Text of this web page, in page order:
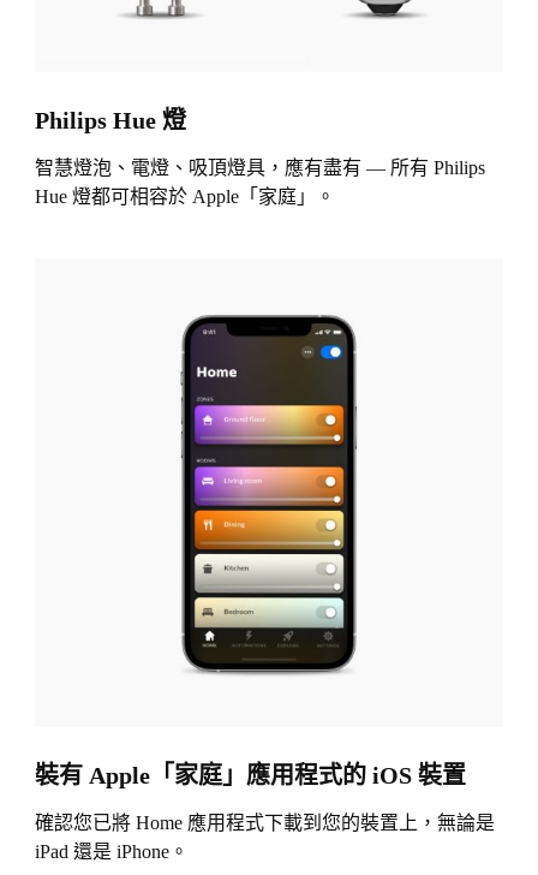
Philips Hue 燈
智慧燈泡、電燈、吸頂燈具，應有盡有 — 所有 Philips
Hue 燈都可相容於 Apple「家庭」。
裝有 Apple「家庭」應用程式的 iOS 裝置
確認您已將 Home 應用程式下載到您的裝置上，無論是
iPad 還是 iPhone。